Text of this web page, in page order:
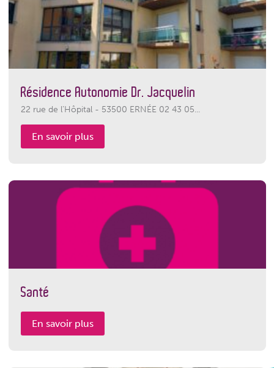
Résidence Autonomie Dr. Jacquelin
22 rue de l’Hôpital - 53500 ERNÉE 02 43 05...
En savoir plus
Santé
En savoir plus